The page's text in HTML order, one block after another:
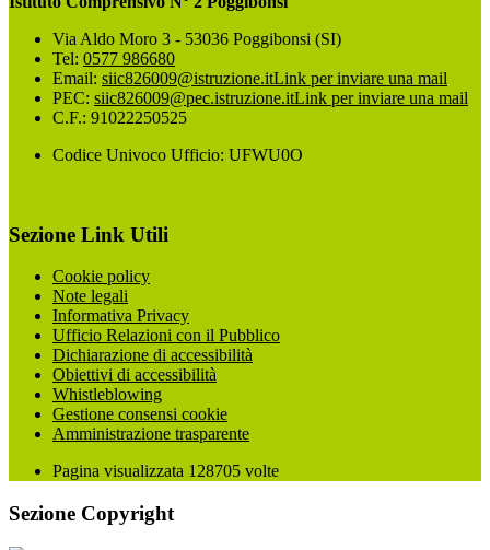
Via Aldo Moro 3 - 53036 Poggibonsi (SI)
Tel: 0577 986680
Email: siic826009@istruzione.itLink per inviare una mail
PEC: siic826009@pec.istruzione.itLink per inviare una mail
C.F.: 91022250525
Codice Univoco Ufficio: UFWU0O
Sezione Link Utili
Cookie policy
Note legali
Informativa Privacy
Ufficio Relazioni con il Pubblico
Dichiarazione di accessibilità
Obiettivi di accessibilità
Whistleblowing
Gestione consensi cookie
Amministrazione trasparente
Pagina visualizzata 128705 volte
Sezione Copyright